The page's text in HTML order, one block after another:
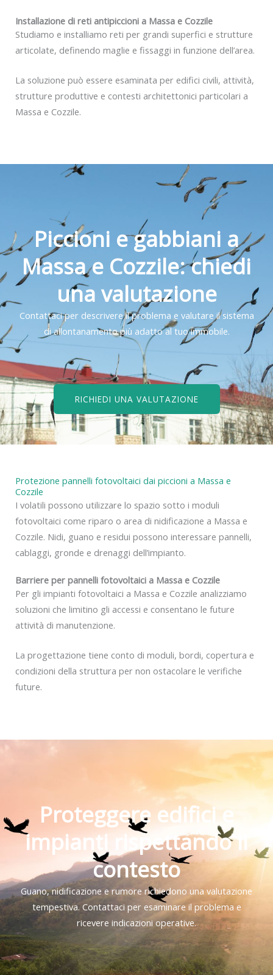
Installazione di reti antipiccioni a Massa e Cozzile
Studiamo e installiamo reti per grandi superfici e strutture
articolate, definendo maglie e fissaggi in funzione dell’area.
La soluzione può essere esaminata per edifici civili, attività,
strutture produttive e contesti architettonici particolari a
Massa e Cozzile.
Piccioni e gabbiani a
Massa e Cozzile: chiedi
una valutazione
Contattaci per descrivere il problema e valutare il sistema
di allontanamento più adatto al tuo immobile.
RICHIEDI UNA VALUTAZIONE
Protezione pannelli fotovoltaici dai piccioni a Massa e
Cozzile
I volatili possono utilizzare lo spazio sotto i moduli
fotovoltaici come riparo o area di nidificazione a Massa e
Cozzile. Nidi, guano e residui possono interessare pannelli,
cablaggi, gronde e drenaggi dell’impianto.
Barriere per pannelli fotovoltaici a Massa e Cozzile
Per gli impianti fotovoltaici a Massa e Cozzile analizziamo
soluzioni che limitino gli accessi e consentano le future
attività di manutenzione.
La progettazione tiene conto di moduli, bordi, copertura e
condizioni della struttura per non ostacolare le verifiche
future.
Proteggere edifici e
impianti rispettando il
contesto
Guano, nidificazione e rumore richiedono una valutazione
tempestiva. Contattaci per esaminare il problema e
ricevere indicazioni operative.